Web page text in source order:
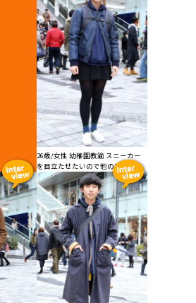
26歳/女性 幼稚園教諭 スニーカー
を目立たせたいので他のアイ...